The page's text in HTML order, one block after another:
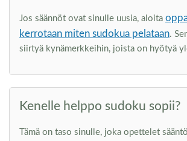
Jos säännöt ovat sinulle uusia, aloita
kerrotaan miten sudokua pelataan.
siirtyä kynämerkkeihin, joista on hyötyä
Kenelle helppo sudoku sopii?
Tämä on taso sinulle, joka opettelet